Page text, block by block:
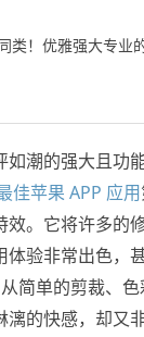
类！优雅强大专业
如潮的强大且功
佳苹果 APP 应用
效。它将许多的
体验非常出色，
简单的剪裁、
漓的快感，却又